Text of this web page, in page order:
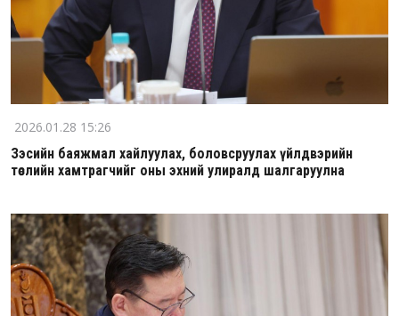
2026.01.28 15:26
Зэсийн баяжмал хайлуулах, боловсруулах үйлдвэрийн
төслийн хамтрагчийг оны эхний улиралд шалгаруулна